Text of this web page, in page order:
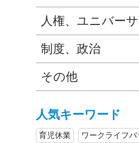
人権、ユニバー
制度、政治
その他
人気キーワード
育児休業 ワークライフバ